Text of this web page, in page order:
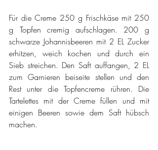
Für die Creme 250 g Frischkäse mit 250
g Topfen cremig aufschlagen. 200 g
schwarze Johannisbeeren mit 2 EL Zucker
erhitzen, weich kochen und durch ein
Sieb streichen. Den Saft auffangen, 2 EL
zum Garnieren beiseite stellen und den
Rest unter die Topfencreme rühren. Die
Tartelettes mit der Creme füllen und mit
einigen Beeren sowie dem Saft hübsch
machen.